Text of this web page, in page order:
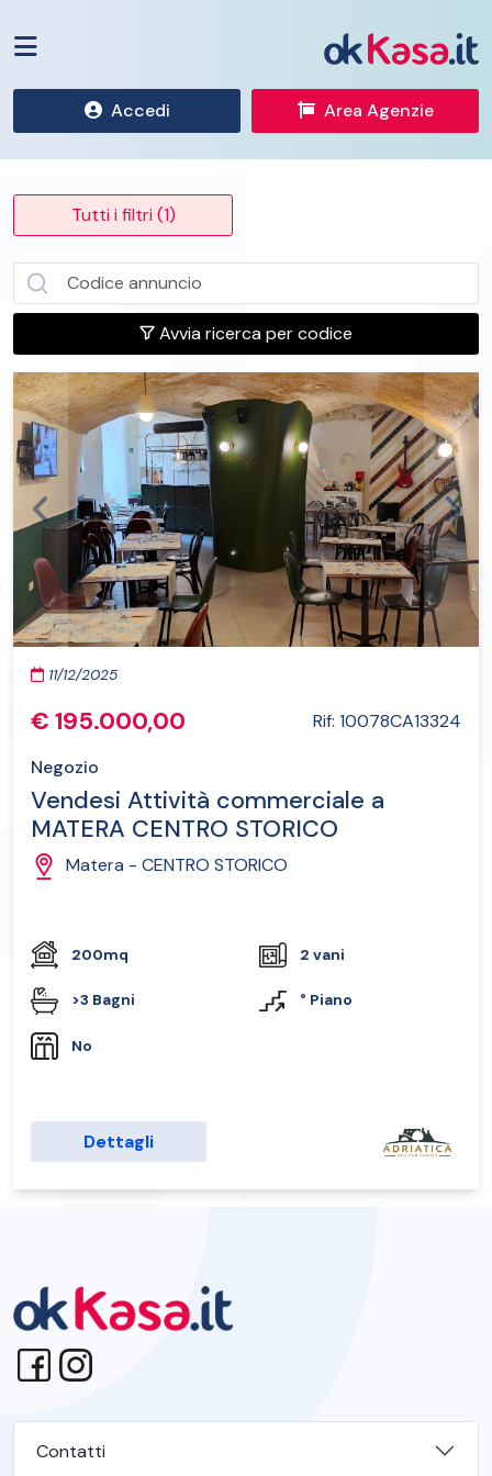
Accedi Area Agenzie
Tutti i filtri (1)
Avvia ricerca per codice
Previous Next
11/12/2025
€ 195.000,00
Rif: 10078CA13324
Negozio
Vendesi Attività commerciale a
MATERA CENTRO STORICO
Matera - CENTRO STORICO
200mq 2 vani
>3 Bagni ° Piano
No
Dettagli
Contatti